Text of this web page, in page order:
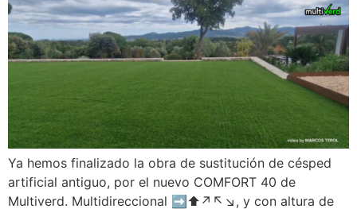
Ya hemos finalizado la obra de sustitución de césped
artificial antiguo, por el nuevo COMFORT 40 de
Multiverd. Multidireccional ➡️⬆️↗️↖️↘️, y con altura de